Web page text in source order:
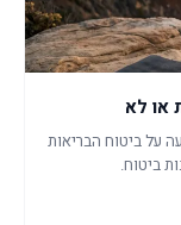
או לא
על ביטוח הבריאות